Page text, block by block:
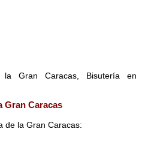
Gran Caracas, Bisutería en
Gran Caracas
de la Gran Caracas: